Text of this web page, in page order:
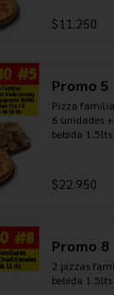
$11.250
Promo 5
Pizza
6 unidades
bebida 1.5lts
$22.950
Promo 8
2 pizzas
bebida 1.5lts